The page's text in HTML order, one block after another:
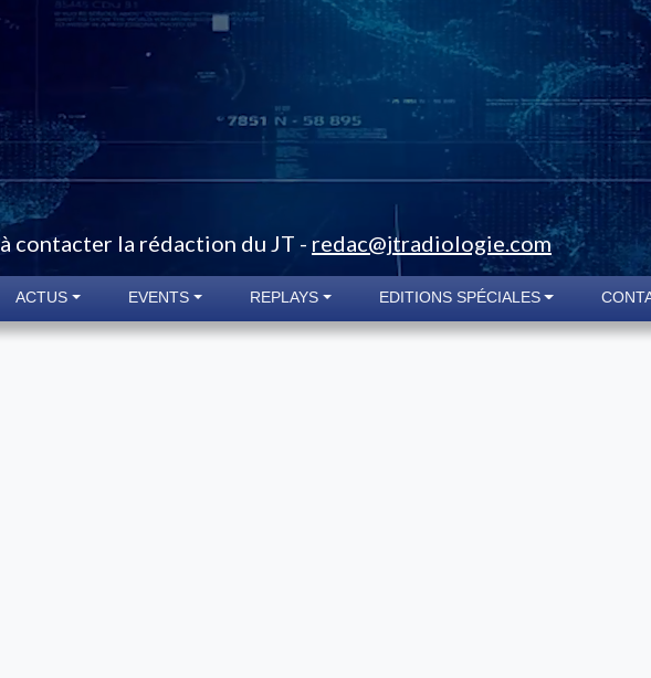
contacter la rédaction du JT - redac@jtradiologie.com
ACTUS EVENTS REPLAYS EDITIONS SPÉCIALES